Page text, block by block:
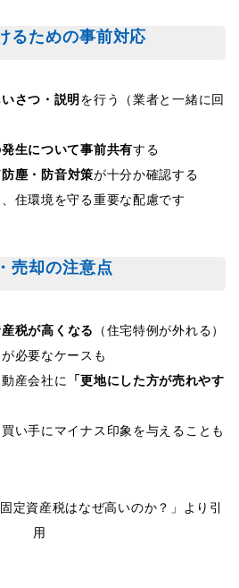
るための事前対応
さつ・説明 を行う（業者と一緒に回
生について事前共有する
防塵・防音対策が十分か確認する
住環境を守る重要な配慮です
売却の注意点
税が高くなる
（住宅特例が外れる）
必要なケースも
産会社に
「更地にした方が売れやす
い手にマイナス印象を与えることも
定資産税はなぜ高いのか？」より引
用